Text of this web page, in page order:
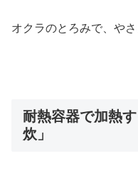
オクラのとろみで、や
耐熱容器で加熱
炊」